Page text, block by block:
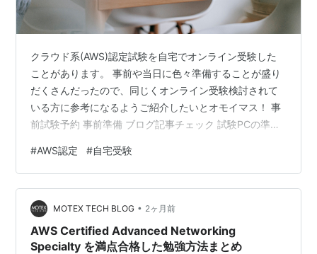
クラウド系(AWS)認定試験を自宅でオンライン受験した
ことがあります。 事前や当日に色々準備することが盛り
だくさんだったので、同じくオンライン受験検討されて
いる方に参考になるようご紹介したいとオモイマス！ 事
前試験予約 事前準備 ブログ記事チェック 試験PCの準備
の事前チェック オンラインテスト本番 おわりに 事前試
験予約 試験時間は可能な時間を選ぶ形 希望な時間をいつ
でも出来るわけでない すぐに受けたい場合でも、直近だ
と午後遅い時間などは殆ど埋まってました。 平日昼間な
どでないと空きが無い感触。 事前準備 ブログ記事チェッ
ク ネットで探…
#AWS認定 #自宅受験
MOTEX TECH BLOG • 2ヶ月前
AWS Certified Advanced Networking
Specialty を満点合格した勉強方法まとめ